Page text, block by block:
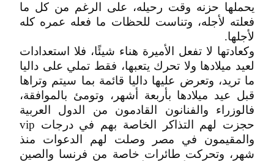
يحملها حزنه وقت رحيله، على الرغم من كل ما
فعلته لأجله، وتناست للحظات ما فعله عمره كله
لأجلها.
وكعادتها لا تفعل الأميرة هناء شيئًا، فلا استعدادات
لعيد ميلادها ولا تحرك يتعبها، فقط تملي على داليا
ما تريد، وتعرض عليها داليا قائمة بما سيتم وتراها
قبل عيد ميلادها بأربعة أشهر، وتومئ بالموافقة،
فالوزراء والفنانون القادمون من الدول العربية
حجزت لهم التذاكر الخاصة بهم في درجات vip
والمقيمون في مصر وصلت لهم الدعوات منذ
شهر، وتحركت طائرات خاصة من فرنسا والصين